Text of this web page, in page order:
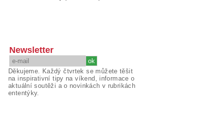
Newsletter
Děkujeme. Každý čtvrtek se můžete těšit
na inspirativní tipy na víkend, informace o
aktuální soutěži a o novinkách v rubrikách
ententýky.